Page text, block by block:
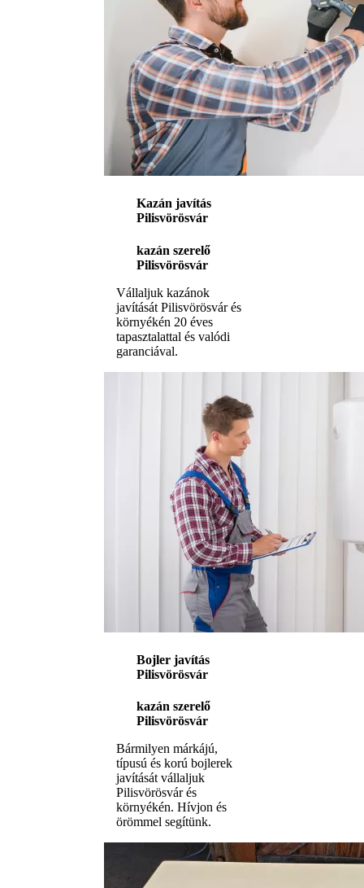
Kazán javítás
Pilisvörösvár
kazán szerelő
Pilisvörösvár
Vállaljuk kazánok
javítását Pilisvörösvár és
környékén 20 éves
tapasztalattal és valódi
garanciával.
Bojler javítás
Pilisvörösvár
kazán szerelő
Pilisvörösvár
Bármilyen márkájú,
típusú és korú bojlerek
javítását vállaljuk
Pilisvörösvár és
környékén. Hívjon és
örömmel segítünk.